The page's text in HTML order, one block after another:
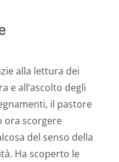
alla lettura dei
e all’ascolto degli
il pastore
ora scorgere
del senso della
Ha scoperto le